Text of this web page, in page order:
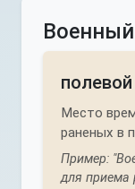
Военный
Место
раненых в
Пример:
для приема